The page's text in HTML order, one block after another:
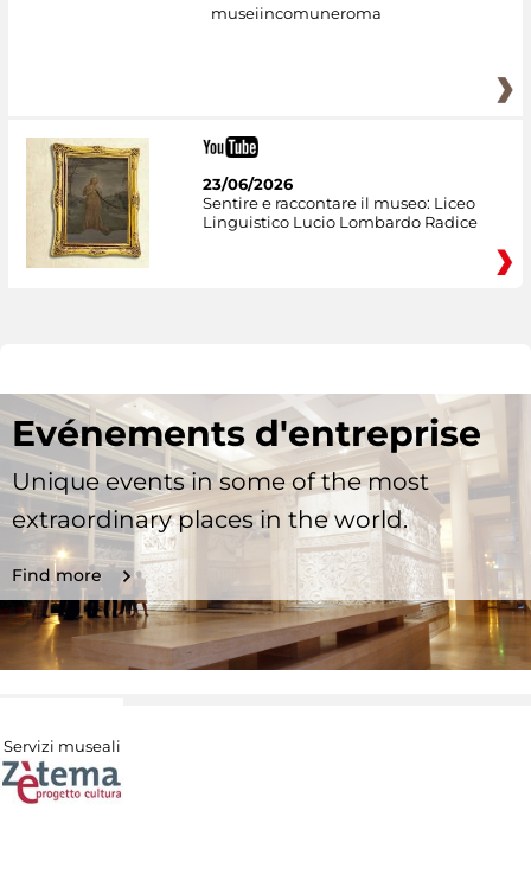
museiincomuneroma
23/06/2026
Sentire e raccontare il museo: Liceo
Linguistico Lucio Lombardo Radice
Evénements d'entreprise
Unique events in some of the most
extraordinary places in the world.
Find more
Servizi museali